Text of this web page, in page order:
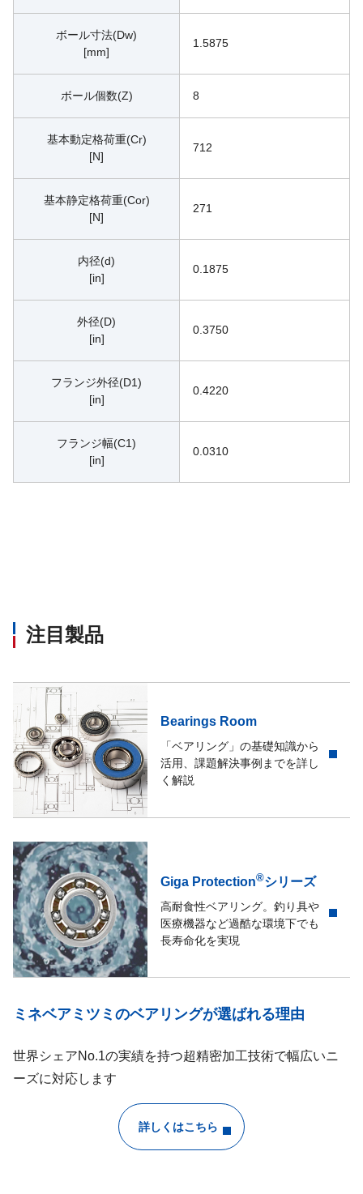
ボール寸法(Dw)
[mm]
1.5875
ボール個数(Z) 8
基本動定格荷重(Cr)
[N]
712
基本静定格荷重(Cor)
[N]
271
内径(d)
[in]
0.1875
外径(D)
[in]
0.3750
フランジ外径(D1)
[in]
0.4220
フランジ幅(C1)
[in]
0.0310
注目製品
Bearings Room
「ベアリング」の基礎知識から
活用、課題解決事例までを詳し
く解説
Giga Protection®シリーズ
高耐食性ベアリング。釣り具や
医療機器など過酷な環境下でも
長寿命化を実現
ミネベアミツミのベアリングが選ばれる理由
世界シェアNo.1の実績を持つ超精密加工技術で幅広いニ
ーズに対応します
詳しくはこちら